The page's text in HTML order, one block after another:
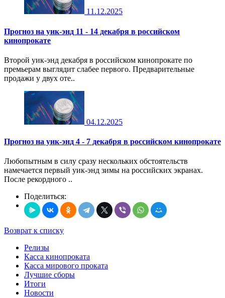
11.12.2025
Прогноз на уик-энд 11 - 14 декабря в российском
кинопрокате
Второй уик-энд декабря в российском кинопрокате по
премьерам выглядит слабее первого. Предварительные
продажи у двух оте..
04.12.2025
Прогноз на уик-энд 4 - 7 декабря в российском кинопрокате
Любопытным в силу сразу нескольких обстоятельств
намечается первый уик-энд зимы на российских экранах.
После рекордного ..
Поделиться:
Возврат к списку
Релизы
Касса кинопроката
Касса мирового проката
Лучшие сборы
Итоги
Новости